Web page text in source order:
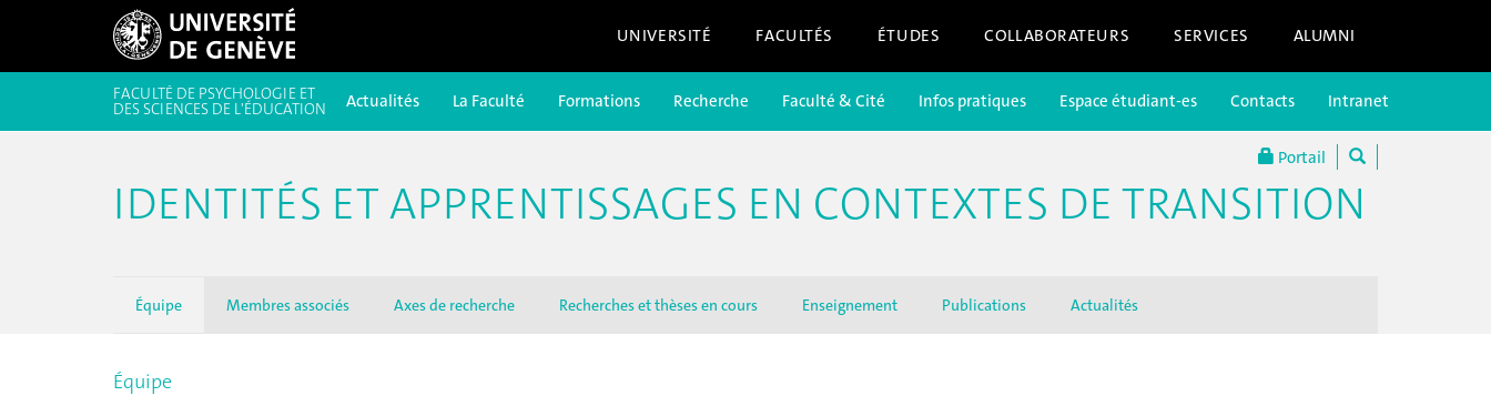
UNIVERSITÉ FACULTÉS ÉTUDES COLLABORATEURS SERVICES ALUMNI
Portail
FACULTÉ DE PSYCHOLOGIE ET
DES SCIENCES DE L'ÉDUCATION Actualités La Faculté Formations Recherche Faculté & Cité Infos pratiques Espace étudiant-es Contacts Intranet
IDENTITÉS ET APPRENTISSAGES EN CONTEXTES DE TRANSITION
Équipe Membres associés Axes de recherche Recherches et thèses en cours Enseignement Publications Actualités
Équipe